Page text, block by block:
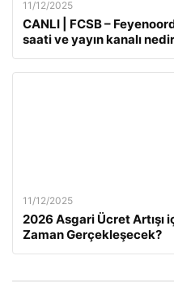
11/12/2025
CANLI | FCSB –
saati ve yayın kanalı
11/12/2025
2026 Asgari Ücret Artışı
Zaman Gerçekleşecek?